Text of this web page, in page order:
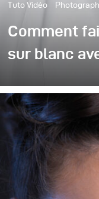
Tuto Vidéo
Comment
sur blanc
grand Para 222,
pour un grand
mode.